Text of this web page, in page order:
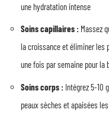
une hydratation intense
Soins capillaires : Massez
la croissance et éliminer les
une fois par semaine pour la
Soins corps : Intégrez 5-10
peaux sèches et apaisées